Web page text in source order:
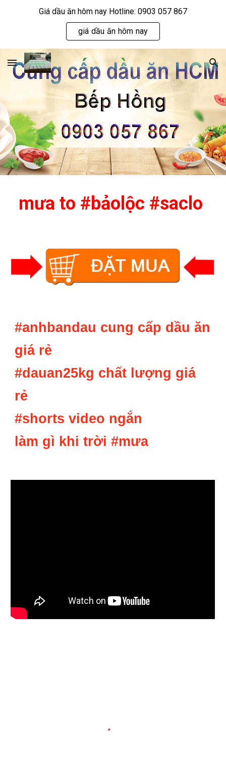
Giá dầu ăn hôm nay Hotline: 0903 057 867
giá dầu ăn hôm nay
mưa to #bảolộc #saclo
#anhbandau cung cấp dầu ăn
giá rẻ
#dauan25kg chất lượng giá
rẻ
#shorts video ngắn
làm gì khi trời#mưa